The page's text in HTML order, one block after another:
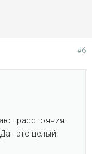
#6
расстояния.
- это целый